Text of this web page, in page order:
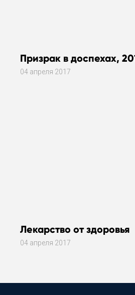
Призрак в доспехах,
04 апреля 2017
Лекарство от здоровья
04 апреля 2017